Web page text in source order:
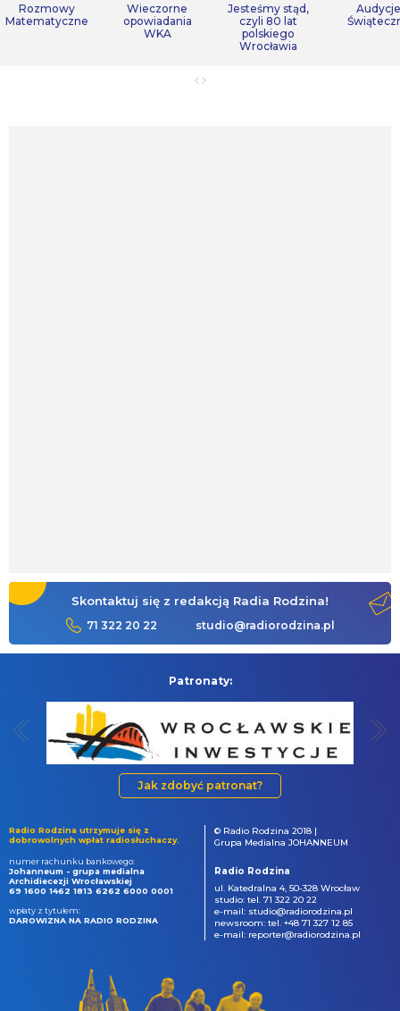
Rozmowy
Matematyczne
Wieczorne
opowiadania
WKA
Jesteśmy stąd,
czyli 80 lat
polskiego
Wrocławia
Audycje
Skontaktuj się z redakcją Radia Rodzina!
71 322 20 22 studio@radiorodzina.pl
Patronaty:
Jak zdobyć patronat?
Radio Rodzina utrzymuje się z
dobrowolnych wpłat radiosłuchaczy.
numer rachunku bankowego:
Johanneum - grupa medialna
Archidiecezji Wrocławskiej
69 1600 1462 1813 6262 6000 0001
wpłaty z tytułem:
DAROWIZNA NA RADIO RODZINA
© Radio Rodzina 2018 |
Grupa Medialna JOHANNEUM
Radio Rodzina
ul. Katedralna 4, 50-328 Wrocław
studio: tel. 71 322 20 22
e-mail: studio@radiorodzina.pl
newsroom: tel. +48 71 327 12 85
e-mail: reporter@radiorodzina.pl